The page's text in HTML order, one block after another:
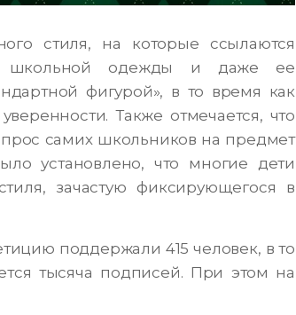
стиля, на которые ссылаются
школьной одежды и даже ее
фигурой», в то время как
Также отмечается, что
самих школьников на предмет
установлено, что многие дети
зачастую фиксирующегося в
поддержали 415 человек, в то
тысяча подписей. При этом на